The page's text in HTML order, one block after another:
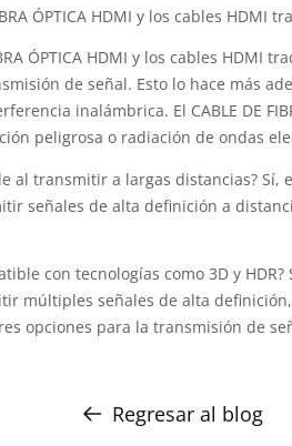
ÓPTICA HDMI y los cables HDMI
ÓPTICA HDMI y los cables HDMI
de señal. Esto lo hace más
inalámbrica. El CABLE DE
peligrosa o radiación de ondas
al transmitir a largas distancias? Sí,
señales de alta definición a
con tecnologías como 3D y
múltiples señales de alta
opciones para la transmisión de
Regresar al blog